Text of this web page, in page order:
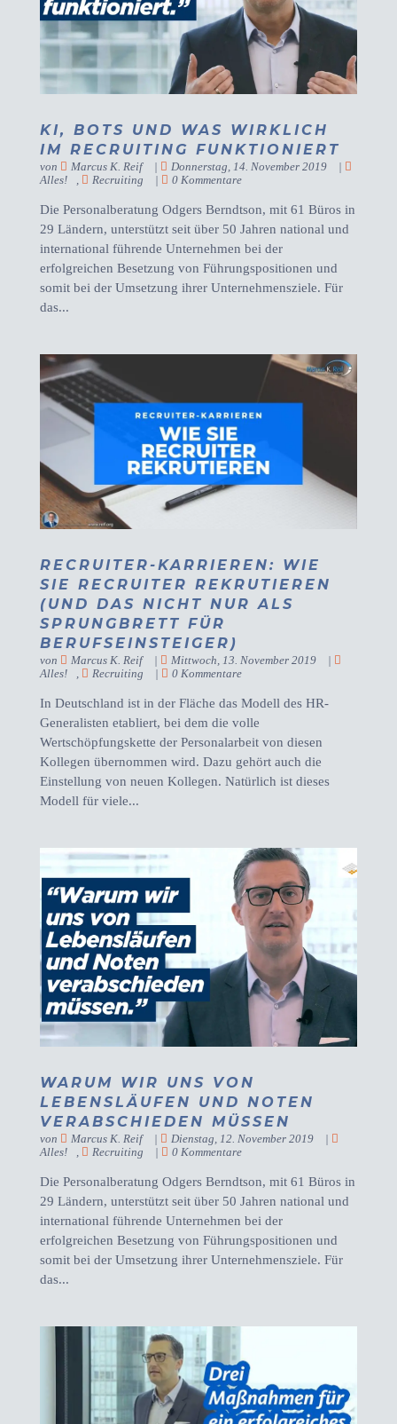
KI, BOTS UND WAS WIRKLICH
IM RECRUITING FUNKTIONIERT
von Marcus K. Reif | Donnerstag, 14. November 2019
|
Alles!
, Recruiting | 0 Kommentare
Die Personalberatung Odgers Berndtson, mit 61 Büros in
29 Ländern, unterstützt seit über 50 Jahren national und
international führende Unternehmen bei der
erfolgreichen Besetzung von Führungspositionen und
somit bei der Umsetzung ihrer Unternehmensziele. Für
das...
RECRUITER-KARRIEREN: WIE
SIE RECRUITER REKRUTIEREN
(UND DAS NICHT NUR ALS
SPRUNGBRETT FÜR
BERUFSEINSTEIGER)
von Marcus K. Reif | Mittwoch, 13. November 2019
|
Alles!
, Recruiting | 0 Kommentare
In Deutschland ist in der Fläche das Modell des HR-
Generalisten etabliert, bei dem die volle
Wertschöpfungskette der Personalarbeit von diesen
Kollegen übernommen wird. Dazu gehört auch die
Einstellung von neuen Kollegen. Natürlich ist dieses
Modell für viele...
WARUM WIR UNS VON
LEBENSLÄUFEN UND NOTEN
VERABSCHIEDEN MÜSSEN
von Marcus K. Reif | Dienstag, 12. November 2019
|
Alles!
, Recruiting | 0 Kommentare
Die Personalberatung Odgers Berndtson, mit 61 Büros in
29 Ländern, unterstützt seit über 50 Jahren national und
international führende Unternehmen bei der
erfolgreichen Besetzung von Führungspositionen und
somit bei der Umsetzung ihrer Unternehmensziele. Für
das...